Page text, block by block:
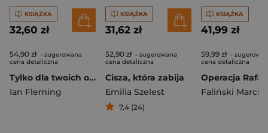
KSIĄŻKA
32,60 zł
54,90 zł - sugerowana
cena detaliczna
Tylko dla twoich oczu
Ian Fleming
KSIĄŻKA
31,62 zł
52,90 zł - sugerowana
cena detaliczna
Cisza, która zabija
Emilia Szelest
7,4 (24)
KSIĄŻKA
41,99 zł
59,99 zł -
cena detaliczna
Operacja
Faliński Marcin